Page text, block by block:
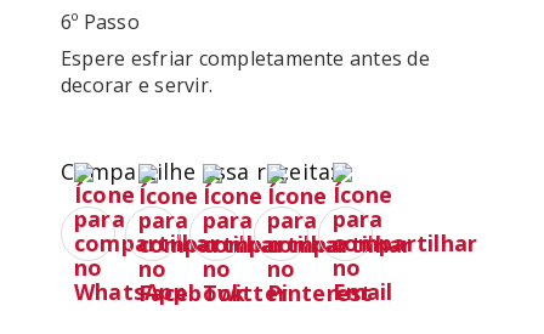
6º Passo
Espere esfriar completamente antes de
decorar e servir.
Compartilhe essa receita: